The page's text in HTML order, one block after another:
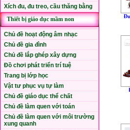
Xích đu, đu treo, cầu thăng bằng
Thiết bị giáo dục mầm non
Chủ đề hoạt động âm nhạc
Chủ đề gia đình
Chủ đề lắp ghép xây dựng
Đồ chơi phát triển trí tuệ
Trang bị lớp học
Vật tư phục vụ tự làm
Chủ đề giáo dục thể chất
Chủ đề làm quen với toán
Chủ đề làm quen với môi trường
xung quanh